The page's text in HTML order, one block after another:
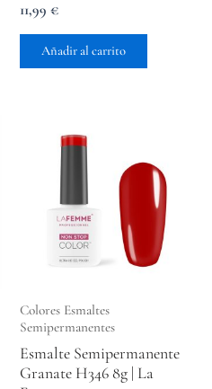
Valorado
con
5.00
de 5
11,99 €
Añadir al carrito
Colores Esmaltes
Semipermanentes
Esmalte Semipermanente
Granate H346 8g | La